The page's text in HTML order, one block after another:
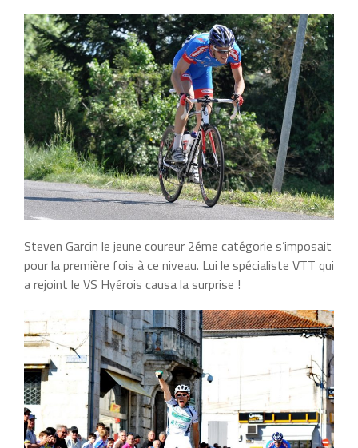
Steven Garcin le jeune coureur 2éme catégorie s’imposait
pour la première fois à ce niveau. Lui le spécialiste VTT qui
a rejoint le VS Hyérois causa la surprise !